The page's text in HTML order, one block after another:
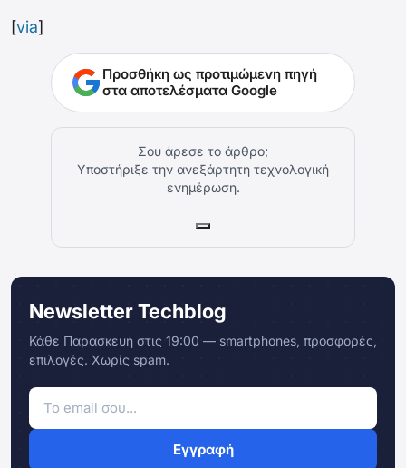
[via]
Προσθήκη ως προτιμώμενη πηγή
στα αποτελέσματα Google
Σου άρεσε το άρθρο;
Υποστήριξε την ανεξάρτητη τεχνολογική
ενημέρωση.
Newsletter Techblog
Κάθε Παρασκευή στις 19:00 — smartphones, προσφορές,
επιλογές. Χωρίς spam.
Εγγραφή